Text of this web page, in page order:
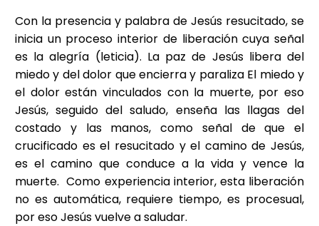
Con la presencia y palabra de Jesús resucitado, se
inicia un proceso interior de liberación cuya señal
es la alegría (leticia). La paz de Jesús libera del
miedo y del dolor que encierra y paraliza El miedo y
el dolor están vinculados con la muerte, por eso
Jesús, seguido del saludo, enseña las llagas del
costado y las manos, como señal de que el
crucificado es el resucitado y el camino de Jesús,
es el camino que conduce a la vida y vence la
muerte. Como experiencia interior, esta liberación
no es automática, requiere tiempo, es procesual,
por eso Jesús vuelve a saludar.